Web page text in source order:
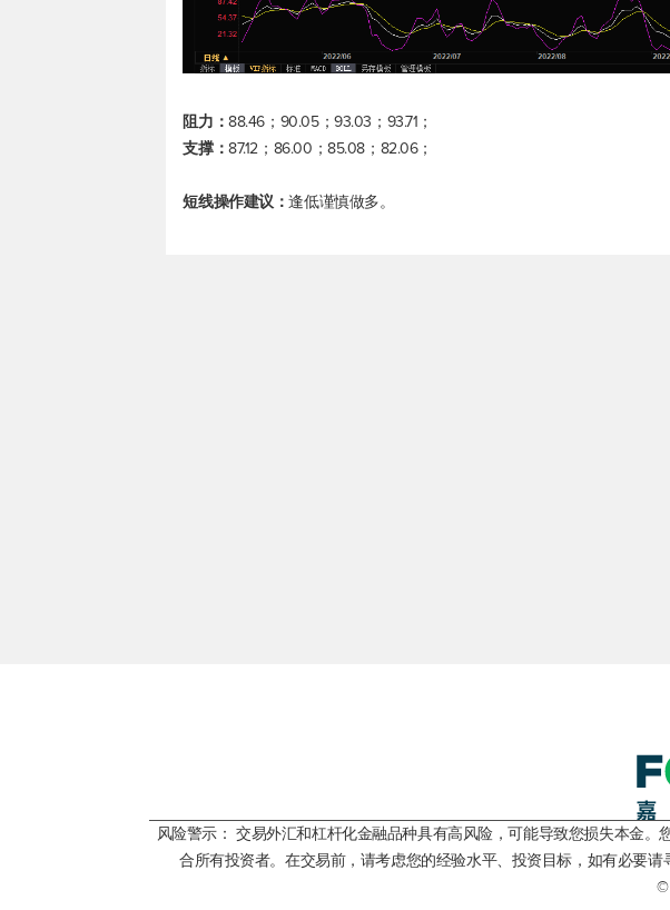
阻力：88.46；90.05；93.03；93.71；
支撑：87.12；86.00；85.08；82.06；
短线操作建议：逢低谨慎做多。
风险警示： 交易外汇和杠杆化金融品种具有高风险，可能导致您损失本金
合所有投资者。在交易前，请考虑您的经验水平、投资目标，如有必要
©